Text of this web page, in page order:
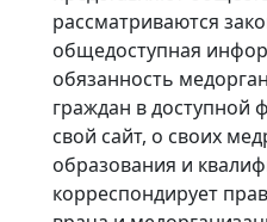
рассматриваются
общедоступная
обязанность
граждан в доступной
свой сайт, о своих
образования и
корреспондирует